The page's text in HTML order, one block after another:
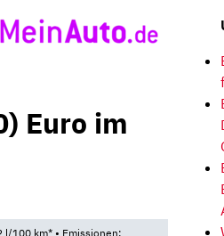
Euro im
100 km* • Emissionen: